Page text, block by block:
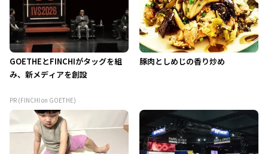
GOETHEとFINCHIがタッグを組
み、新メディアを創設
PR (FINCHI on GOETHE)
豚肉としめじの香り炒め